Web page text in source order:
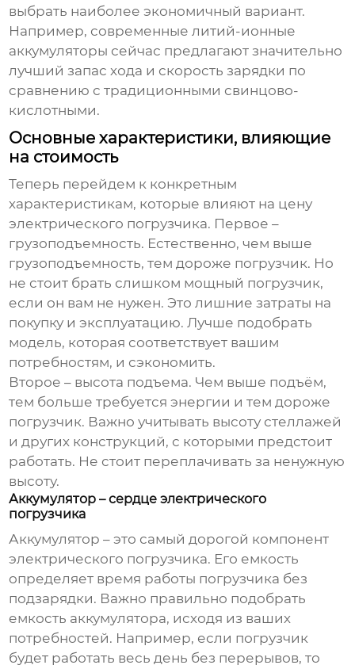
выбрать наиболее экономичный вариант.
Например, современные литий-ионные
аккумуляторы сейчас предлагают значительно
лучший запас хода и скорость зарядки по
сравнению с традиционными свинцово-
кислотными.
Основные характеристики, влияющие
на стоимость
Теперь перейдем к конкретным
характеристикам, которые влияют на цену
электрического погрузчика. Первое –
грузоподъемность. Естественно, чем выше
грузоподъемность, тем дороже погрузчик. Но
не стоит брать слишком мощный погрузчик,
если он вам не нужен. Это лишние затраты на
покупку и эксплуатацию. Лучше подобрать
модель, которая соответствует вашим
потребностям, и сэкономить.
Второе – высота подъема. Чем выше подъём,
тем больше требуется энергии и тем дороже
погрузчик. Важно учитывать высоту стеллажей
и других конструкций, с которыми предстоит
работать. Не стоит переплачивать за ненужную
высоту.
Аккумулятор – сердце электрического
погрузчика
Аккумулятор – это самый дорогой компонент
электрического погрузчика. Его емкость
определяет время работы погрузчика без
подзарядки. Важно правильно подобрать
емкость аккумулятора, исходя из ваших
потребностей. Например, если погрузчик
будет работать весь день без перерывов, то